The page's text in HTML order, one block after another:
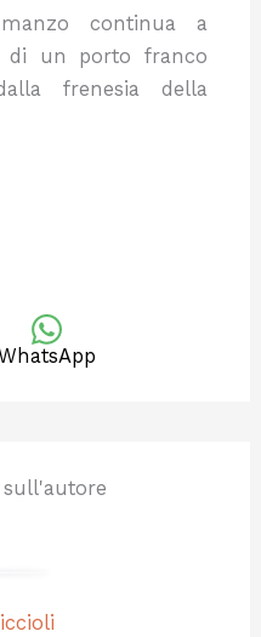
continua a
di un porto franco
frenesia della